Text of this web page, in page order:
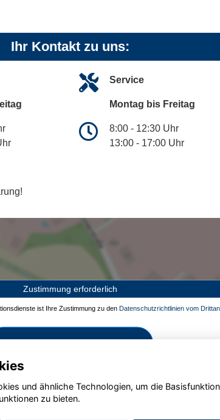
Ihr Kontakt zu uns:
Service
Montag bis Freitag
8:00 - 12:30 Uhr
13:00 - 17:00 Uhr
Zustimmung erforderlich
ist Ihre Zustimmung zu den Datenschutzrichtlinien vom
und ähnliche Technologien, um die
zu bieten.